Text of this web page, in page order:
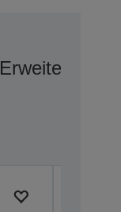
Erweiterter